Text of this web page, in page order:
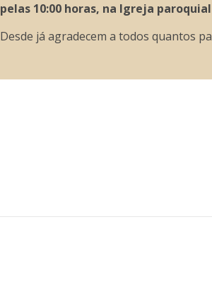
pelas 10:00 horas, na Igreja
Desde já agradecem a todos quantos